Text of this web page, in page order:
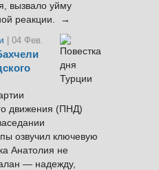
вызвало уйму
реакции. →
| 04 Фев.
движения (ПНД)
озвучил ключевую
Анатолия не
— надежду,